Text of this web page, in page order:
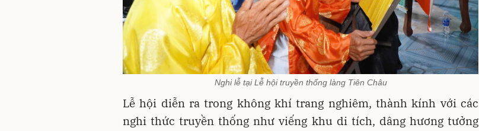
Nghi lễ tại Lễ hội truyền thống làng Tiên Châu
Lễ hội diễn ra trong không khí trang nghiêm, thành kính với các
nghi thức truyền thống như viếng khu di tích, dâng hương tưởng